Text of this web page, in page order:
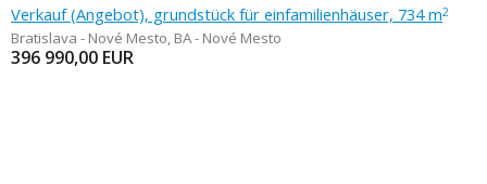
Verkauf (Angebot), grundstück für einfamilienhäuser, 734 m2
Bratislava - Nové Mesto, BA - Nové Mesto
396 990,00 EUR